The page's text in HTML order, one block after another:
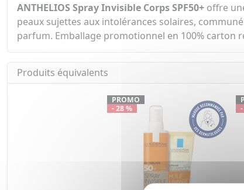
ANTHELIOS Spray Invisible Corps SPF50+ offre
peaux sujettes aux intolérances solaires,
parfum. Emballage promotionnel en 100% carton
Produits équivalents
PROMO
- 28 %